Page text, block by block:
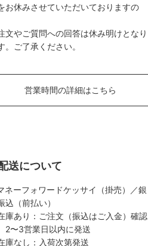
お休みさせていただいておりますの
文やご質問への回答は休み明けとなり
。ご了承ください。
営業時間の詳細はこちら
送について
ネーフォワードケッサイ（掛売）／銀
込（前払い）
庫あり：ご注文（振込はご入金）確認
2〜3営業日以内に発送
庫なし：入荷次第発送